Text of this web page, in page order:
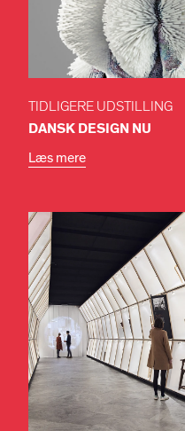
TIDLIGERE UDSTILLING
DANSK DESIGN NU
Læs mere